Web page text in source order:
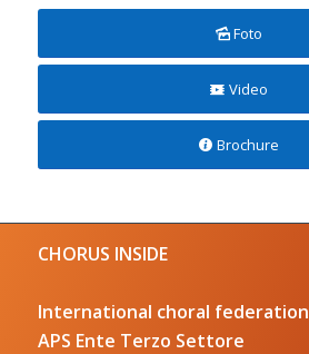
Foto
Video
Brochure
CHORUS INSIDE
International choral federation
APS Ente Terzo Settore